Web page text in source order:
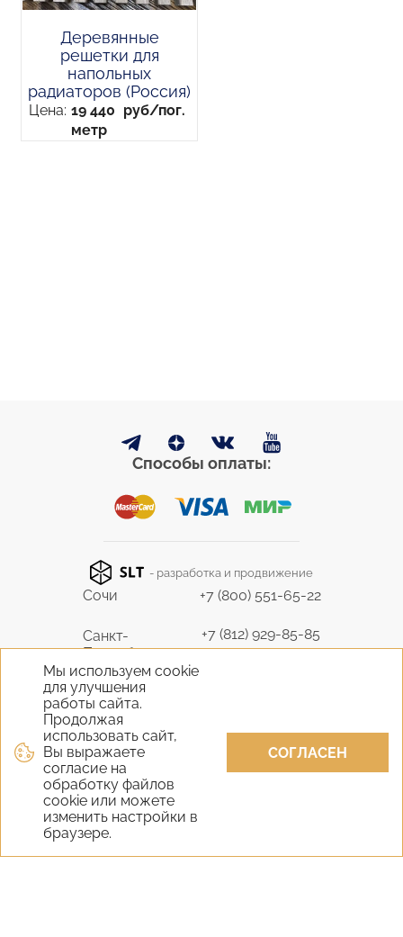
Мы используем cookie
для улучшения
работы сайта.
Продолжая
использовать сайт,
Вы выражаете
согласие на
обработку файлов
cookie или можете
изменить настройки в
браузере.
СОГЛАСЕН
Деревянные
решетки для
напольных
радиаторов (Россия)
Цена: 19 440 руб/пог.
метр
Способы оплаты:
- разработка и продвижение
Сочи +7 (800) 551-65-22
Санкт-
Петербург
+7 (812) 929-85-85
9298585@bk.ru
Москва
Крым
+7 (978) 824-31-10
vernisage-c@mail.ru
Екатеринбург